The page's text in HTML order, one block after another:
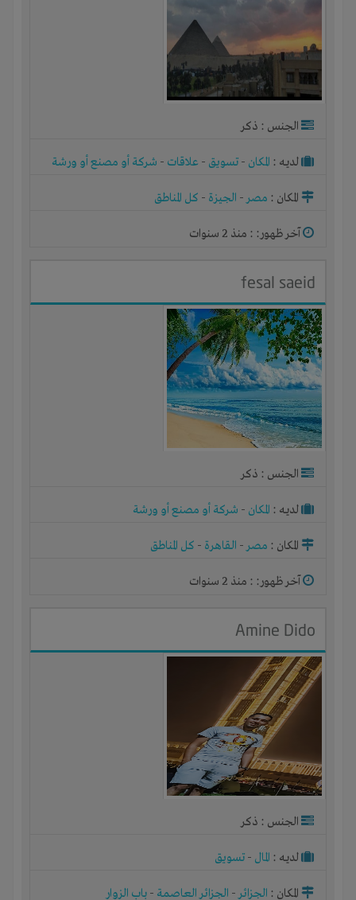
الجنس : ذكر
لديـه : المكان - تسويق - علاقات - شركة أو مصنع أو ورشة
المكان : مصر- الجيزة - كل المناطق
آخر ظهور: : منذ 2 سنوات
fesal saeid
الجنس : ذكر
لديـه : المكان - شركة أو مصنع أو ورشة
المكان : مصر- القاهرة - كل المناطق
آخر ظهور: : منذ 2 سنوات
Amine Dido
الجنس : ذكر
لديـه : المال - تسويق
المكان : الجزائر- الجزائر العاصمة - باب الزوار